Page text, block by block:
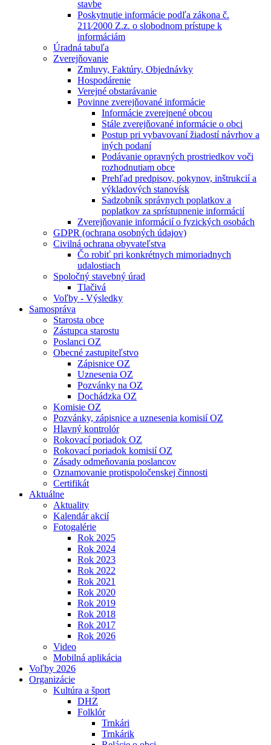
stavbe
Poskytnutie informácie podľa zákona č.
211⁄2000 Z.z. o slobodnom prístupe k
informáciám
Úradná tabuľa
Zverejňovanie
Zmluvy, Faktúry, Objednávky
Hospodárenie
Verejné obstarávanie
Povinne zverejňované informácie
Informácie zverejnené obcou
Stále zverejňované informácie o obci
Postup pri vybavovaní žiadostí návrhov a
iných podaní
Podávanie opravných prostriedkov voči
rozhodnutiam obce
Prehľad predpisov, pokynov, inštrukcií a
výkladových stanovísk
Sadzobník správnych poplatkov a
poplatkov za sprístupnenie informácií
Zverejňovanie informácií o fyzických osobách
GDPR (ochrana osobných údajov)
Civilná ochrana obyvateľstva
Čo robiť pri konkrétnych mimoriadnych
udalostiach
Spoločný stavebný úrad
Tlačivá
Voľby - Výsledky
Samospráva
Starosta obce
Zástupca starostu
Poslanci OZ
Obecné zastupiteľstvo
Zápisnice OZ
Uznesenia OZ
Pozvánky na OZ
Dochádzka OZ
Komisie OZ
Pozvánky, zápisnice a uznesenia komisií OZ
Hlavný kontrolór
Rokovací poriadok OZ
Rokovací poriadok komisií OZ
Zásady odmeňovania poslancov
Oznamovanie protispoločenskej činnosti
Certifikát
Aktuálne
Aktuality
Kalendár akcií
Fotogalérie
Rok 2025
Rok 2024
Rok 2023
Rok 2022
Rok 2021
Rok 2020
Rok 2019
Rok 2018
Rok 2017
Rok 2026
Video
Mobilná aplikácia
Voľby 2026
Organizácie
Kultúra a šport
DHZ
Folklór
Trnkári
Trnkárik